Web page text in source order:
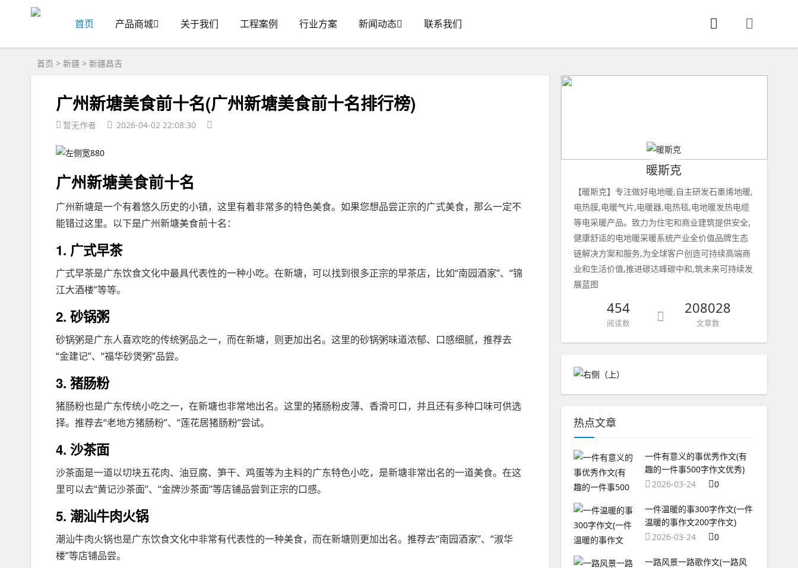
首页 产品商城 关于我们 工程案例 行业方案 新闻动态 联系我们
首页 > 新疆 > 新疆昌吉
广州新塘美食前十名(广州新塘美食前十名排行榜)
暂无作者 2026-04-02 22:08:30
广州新塘美食前十名
广州新塘是一个有着悠久历史的小镇，这里有着非常多的特色美食。如果您想品尝正宗的广式美食，那么一定不
能错过这里。以下是广州新塘美食前十名：
1. 广式早茶
广式早茶是广东饮食文化中最具代表性的一种小吃。在新塘，可以找到很多正宗的早茶店，比如“南园酒家”、“锦
江大酒楼”等等。
2. 砂锅粥
砂锅粥是广东人喜欢吃的传统粥品之一，而在新塘，则更加出名。这里的砂锅粥味道浓郁、口感细腻，推荐去
“金建记”、“福华砂煲粥”品尝。
3. 猪肠粉
猪肠粉也是广东传统小吃之一，在新塘也非常地出名。这里的猪肠粉皮薄、香滑可口，并且还有多种口味可供选
择。推荐去“老地方猪肠粉”、“莲花居猪肠粉”尝试。
4. 沙茶面
沙茶面是一道以切块五花肉、油豆腐、笋干、鸡蛋等为主料的广东特色小吃，是新塘非常出名的一道美食。在这
里可以去“黄记沙茶面”、“金牌沙茶面”等店铺品尝到正宗的口感。
5. 潮汕牛肉火锅
潮汕牛肉火锅也是广东饮食文化中非常有代表性的一种美食，而在新塘则更加出名。推荐去“南园酒家”、“淑华
楼”等店铺品尝。
暖斯克
【暖斯克】专注做好电地暖,自主研发石墨烯地暖,
电热膜,电暖气片,电暖器,电热毯,电地暖发热电缆
等电采暖产品。致力为住宅和商业建筑提供安全,
健康舒适的电地暖采暖系统产业全价值品牌生态
链解决方案和服务,为全球客户创造可持续高端商
业和生活价值,推进碳达峰碳中和,筑未来可持续发
展蓝图
454
阅读数
208028
文章数
热点文章
一件有意义的事优秀作文(有
趣的一件事500字作文优秀)
2026-03-24
0
一件温暖的事300字作文(一件
温暖的事作文200字作文)
2026-03-24
0
一路风景一路歌作文(一路风